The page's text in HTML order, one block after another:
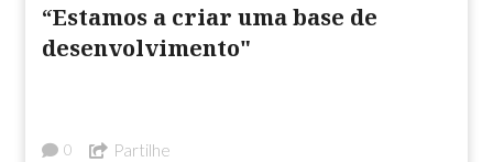
“Estamos a criar uma base de
desenvolvimento"
0 Partilhe